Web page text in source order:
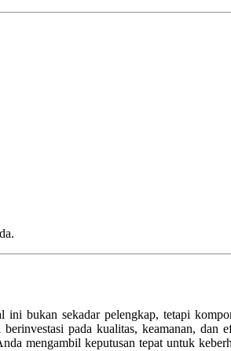
bukan sekadar pelengkap, tetapi
pada kualitas, keamanan, dan
mengambil keputusan tepat untuk